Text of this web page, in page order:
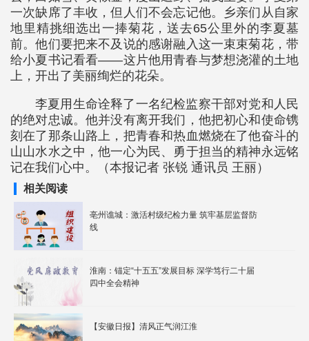
一次缺席了丰收，但人们不会忘记他。乡亲们从自家
地里精挑细选出一捧菊花，送去65公里外的李夏墓
前。他们要把来不及说的感谢融入这一束束菊花，带
给小夏书记看看——这片他用青春与梦想浇灌的土地
上，开出了美丽绚烂的花朵。
李夏用生命诠释了一名纪检监察干部对党和人民
的绝对忠诚。他并没有离开我们，他把初心和使命镌
刻在了那条山路上，把青春和热血燃烧在了他奋斗的
山山水水之中，他一心为民、勇于担当的精神永远铭
记在我们心中。（本报记者 张锐 通讯员 王丽）
相关阅读
亳州谯城：激活村级纪检力量 筑牢基层监督防
线
淮南：锚定“十五五”发展目标 深学笃行二十届
四中全会精神
【安徽日报】清风正气润江淮